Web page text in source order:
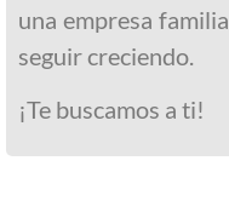
una empresa
seguir creciendo.
¡Te buscamos a ti!